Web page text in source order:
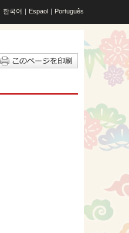
한국어 ｜ Espaol ｜ Português